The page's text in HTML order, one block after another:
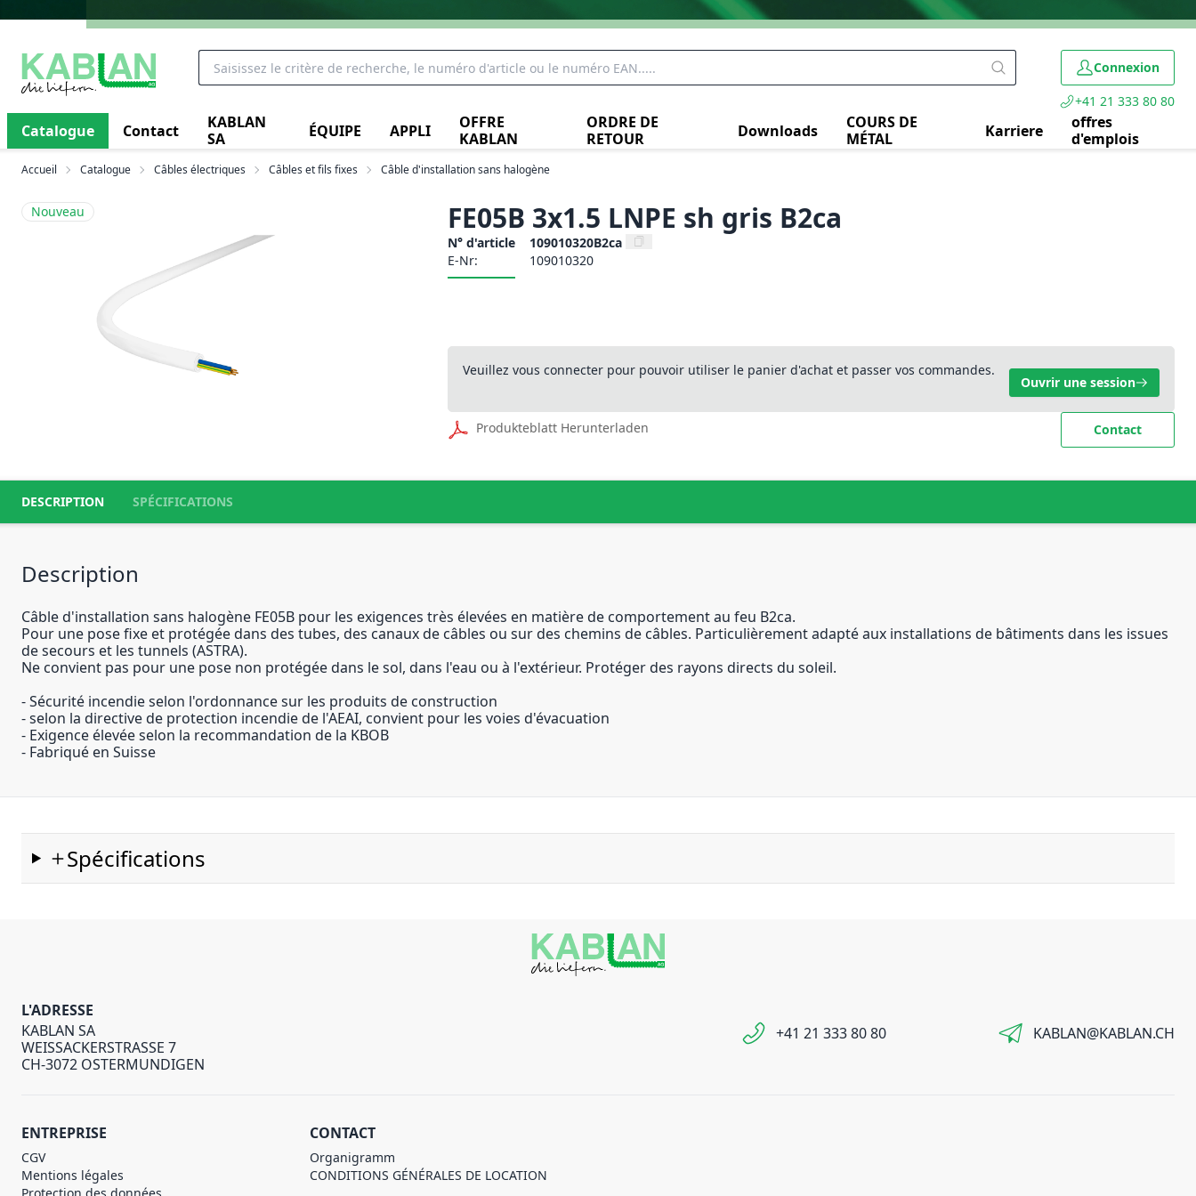
Connexion
+41 21 333 80 80
Catalogue Contact
KABLAN
SA
ÉQUIPE APPLI
OFFRE
KABLAN
ORDRE DE
RETOUR
Downloads
COURS DE
MÉTAL
Karriere
offres
d'emplois
Accueil Catalogue Câbles électriques Câbles et fils fixes Câble d'installation sans halogène
FE05B 3x1.5 LNPE sh gris B2ca
N° d'article
109010320B2ca
E-Nr:
109010320
Nouveau
Veuillez vous connecter pour pouvoir utiliser le panier d'achat et passer vos commandes.
Ouvrir une session
Produkteblatt Herunterladen Contact
DESCRIPTION SPÉCIFICATIONS
Description
Câble d'installation sans halogène FE05B pour les exigences très élevées en matière de comportement au feu B2ca.
Pour une pose fixe et protégée dans des tubes, des canaux de câbles ou sur des chemins de câbles. Particulièrement adapté aux installations de bâtiments dans les issues
de secours et les tunnels (ASTRA).
Ne convient pas pour une pose non protégée dans le sol, dans l'eau ou à l'extérieur. Protéger des rayons directs du soleil.
- Sécurité incendie selon l'ordonnance sur les produits de construction
- selon la directive de protection incendie de l'AEAI, convient pour les voies d'évacuation
- Exigence élevée selon la recommandation de la KBOB
- Fabriqué en Suisse
Spécifications
L'ADRESSE
KABLAN SA
WEISSACKERSTRASSE 7
CH-3072 OSTERMUNDIGEN
+41 21 333 80 80 KABLAN@KABLAN.CH
ENTREPRISE
CGV
Mentions légales
CONTACT
Organigramm
CONDITIONS GÉNÉRALES DE LOCATION